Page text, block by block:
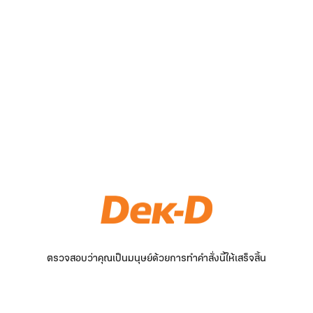
ตรวจสอบว่าคุณเป็นมนุษย์ด้วยการทำคำสั่งนี้ให้เสร็จสิ้น